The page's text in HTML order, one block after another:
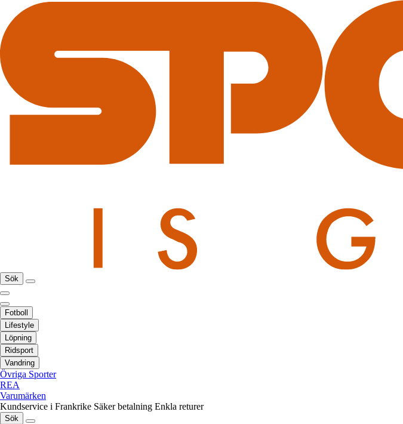
Sök
Fotboll
Lifestyle
Löpning
Ridsport
Vandring
Övriga Sporter
REA
Varumärken
Kundservice i Frankrike Säker betalning Enkla returer
Sök